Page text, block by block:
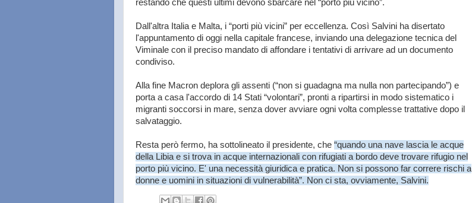
restando che questi ultimi devono sbarcare nel “porto più vicino”.
Dall'altra Italia e Malta, i “porti più vicini” per eccellenza. Così Salvini ha disertato
l'appuntamento di oggi nella capitale francese, inviando una delegazione tecnica del
Viminale con il preciso mandato di affondare i tentativi di arrivare ad un documento
condiviso.
Alla fine Macron deplora gli assenti (“non si guadagna ma nulla non partecipando”) e
porta a casa l'accordo di 14 Stati “volontari”, pronti a ripartirsi in modo sistematico i
migranti soccorsi in mare, senza dover avviare ogni volta complesse trattative dopo il
salvataggio.
Resta però fermo, ha sottolineato il presidente, che “quando una nave lascia le acque
della Libia e si trova in acque internazionali con rifugiati a bordo deve trovare rifugio nel
porto più vicino. E' una necessità giuridica e pratica. Non si possono far correre rischi a
donne e uomini in situazioni di vulnerabilità”. Non ci sta, ovviamente, Salvini.